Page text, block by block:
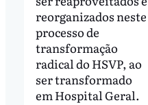
reorganizados neste
processo de
transformação
radical do HSVP, ao
ser transformado
em Hospital Geral.